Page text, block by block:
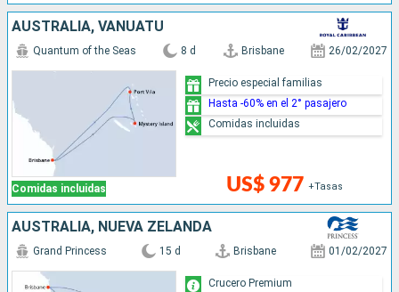
AUSTRALIA, VANUATU
Comidas incluidas
Quantum of the Seas 8 d Brisbane 26/02/2027
US$ 977 +Tasas
Precio especial familias
Hasta -60% en el 2° pasajero
Comidas incluidas
AUSTRALIA, NUEVA ZELANDA
Grand Princess 15 d Brisbane 01/02/2027
Crucero Premium